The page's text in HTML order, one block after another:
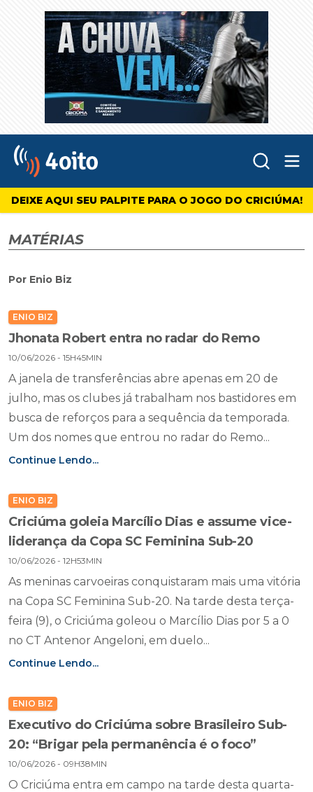
4oito
DEIXE AQUI SEU PALPITE PARA O JOGO DO CRICIÚMA!
MATÉRIAS
Por Enio Biz
ENIO BIZ
Jhonata Robert entra no radar do Remo
10/06/2026 - 15H45MIN
A janela de transferências abre apenas em 20 de
julho, mas os clubes já trabalham nos bastidores em
busca de reforços para a sequência da temporada.
Um dos nomes que entrou no radar do Remo...
Continue Lendo...
ENIO BIZ
Criciúma goleia Marcílio Dias e assume vice-
liderança da Copa SC Feminina Sub-20
10/06/2026 - 12H53MIN
As meninas carvoeiras conquistaram mais uma vitória
na Copa SC Feminina Sub-20. Na tarde desta terça-
feira (9), o Criciúma goleou o Marcílio Dias por 5 a 0
no CT Antenor Angeloni, em duelo...
Continue Lendo...
ENIO BIZ
Executivo do Criciúma sobre Brasileiro Sub-
20: “Brigar pela permanência é o foco”
10/06/2026 - 09H38MIN
O Criciúma entra em campo na tarde desta quarta-